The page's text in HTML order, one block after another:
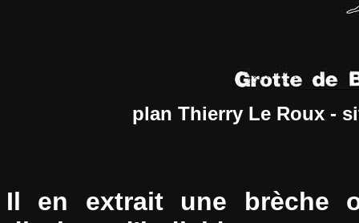
plan Thierry Le Roux -
Il en extrait une brèche